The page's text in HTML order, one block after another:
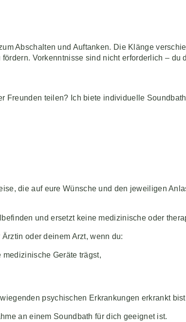
Abschalten und Auftanken. Die Klänge
Vorkenntnisse sind nicht erforderlich – du
Freunden teilen? Ich biete individuelle
die auf eure Wünsche und den jeweiligen
und ersetzt keine medizinische oder
oder deinem Arzt, wenn du:
Geräte trägst,
psychischen Erkrankungen erkrankt
an einem Soundbath für dich geeignet ist.